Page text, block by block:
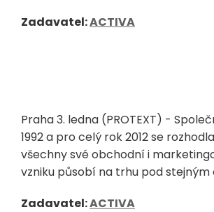
Zadavatel:ACTIVA
Praha 3. ledna (PROTEXT) -
1992 a pro celý rok 2012 se
všechny své obchodní i
vzniku působí na trhu pod stejným
Zadavatel:ACTIVA